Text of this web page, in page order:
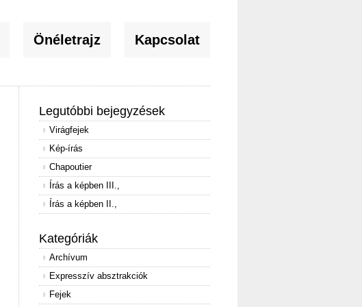
Önéletrajz Kapcsolat
Legutóbbi bejegyzések
Virágfejek
Kép-írás
Chapoutier
Írás a képben III.,
Írás a képben II.,
Kategóriák
Archívum
Expresszív absztrakciók
Fejek